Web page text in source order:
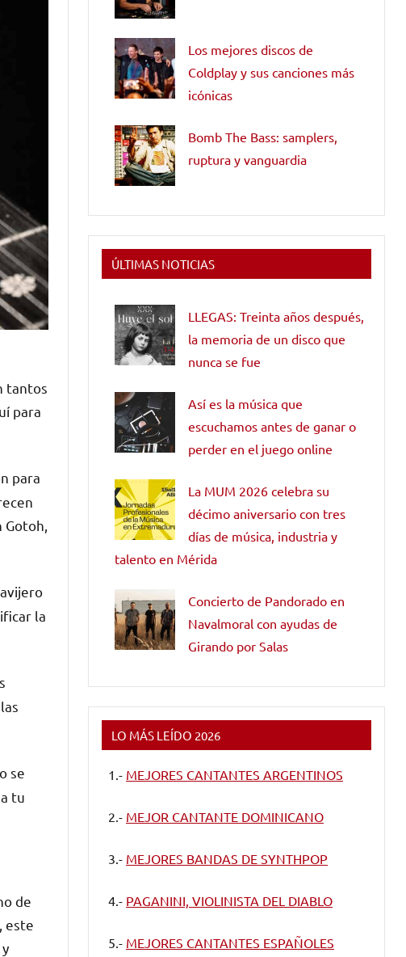
tantos
para
para
la
se
tu
de
este
Los mejores discos de
Coldplay y sus canciones más
icónicas
Bomb The Bass: samplers,
ruptura y vanguardia
ÚLTIMAS NOTICIAS
LLEGAS: Treinta años después,
la memoria de un disco que
nunca se fue
Así es la música que
escuchamos antes de ganar o
perder en el juego online
La MUM 2026 celebra su
décimo aniversario con tres
días de música, industria y
talento en Mérida
Concierto de Pandorado en
Navalmoral con ayudas de
Girando por Salas
LO MÁS LEÍDO 2026
1.- MEJORES CANTANTES ARGENTINOS
2.- MEJOR CANTANTE DOMINICANO
3.- MEJORES BANDAS DE SYNTHPOP
4.- PAGANINI, VIOLINISTA DEL DIABLO
5.- MEJORES CANTANTES ESPAÑOLES